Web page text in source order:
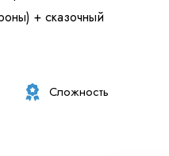
Сложность